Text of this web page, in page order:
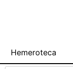
Hemeroteca